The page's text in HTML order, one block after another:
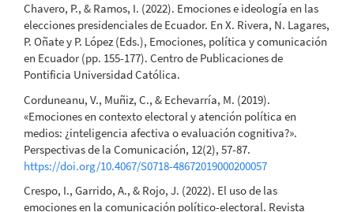
Chavero, P., & Ramos, I. (2022). Emociones e ideología en las
elecciones presidenciales de Ecuador. En X. Rivera, N. Lagares,
P. Oñate y P. López (Eds.), Emociones, política y comunicación
en Ecuador (pp. 155-177). Centro de Publicaciones de
Pontificia Universidad Católica.
Corduneanu, V., Muñiz, C., & Echevarría, M. (2019).
«Emociones en contexto electoral y atención política en
medios: ¿inteligencia afectiva o evaluación cognitiva?».
Perspectivas de la Comunicación, 12(2), 57-87.
https://doi.org/10.4067/S0718-48672019000200057
Crespo, I., Garrido, A., & Rojo, J. (2022). El uso de las
emociones en la comunicación político-electoral. Revista